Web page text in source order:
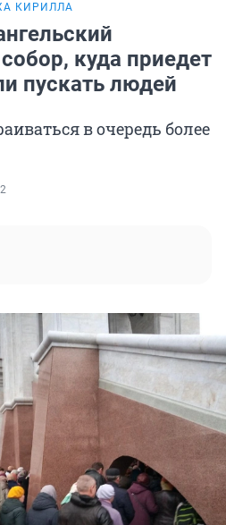
КИРИЛЛА
куда приедет
пускать людей
в очередь более